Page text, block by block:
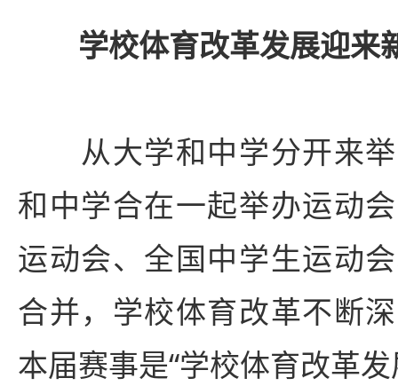
学校体育改革发展迎来
从大学和中学分开来举
和中学合在一起举办运动
运动会、全国中学生运动
合并，学校体育改革不断
本届赛事是“学校体育改革